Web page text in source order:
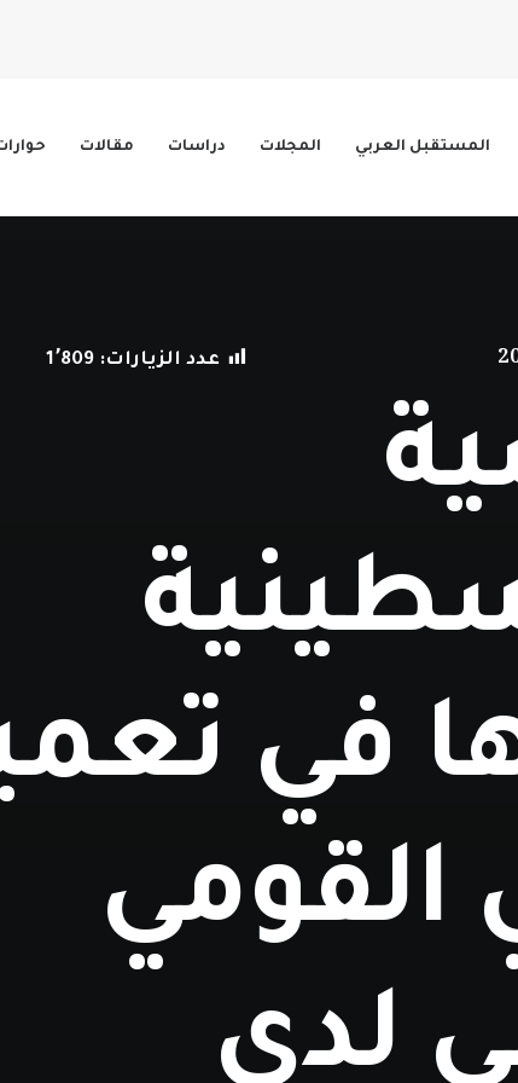
المستقبل العربي المجلات دراسات مقالات
عدد الزيارات: 1٬809
في
القومي
لدى